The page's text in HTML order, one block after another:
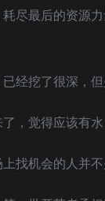
尽最后的资源
经挖了很深，
，觉得应该有
找机会的人并